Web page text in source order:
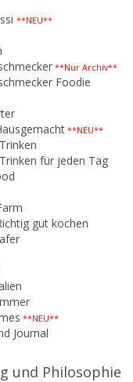
**NEU**
**Nur Archiv**
Foodie
**NEU**
für jeden Tag
gut kochen
**NEU**
Journal
und Philosophie